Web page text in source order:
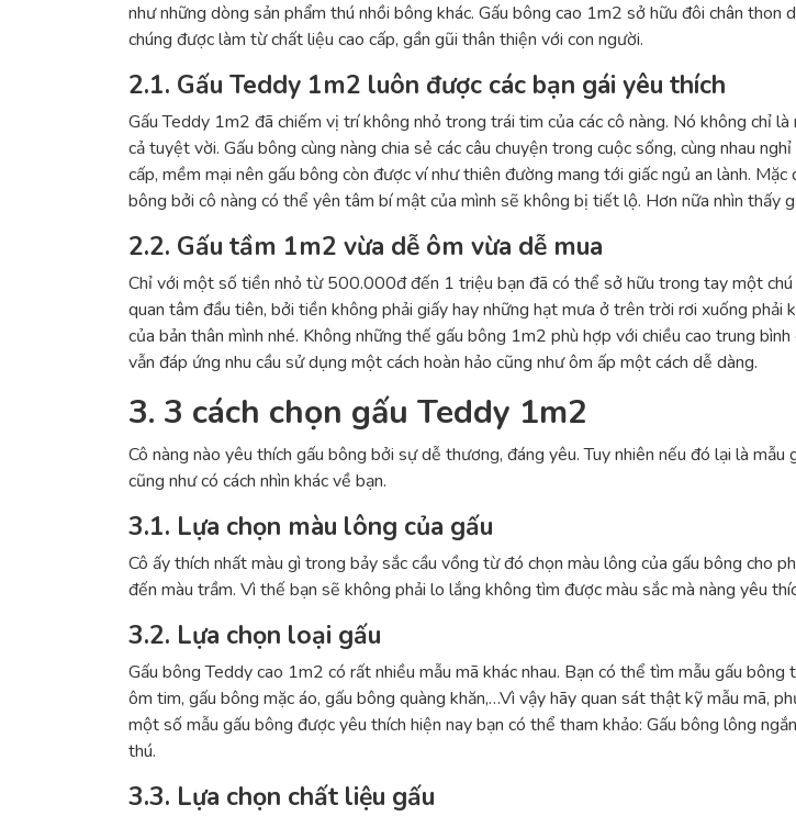
như những dòng sản phẩm thú nhồi bông khác. Gấu bông cao 1m2 sở hữu đôi chân
chúng được làm từ chất liệu cao cấp, gần gũi thân thiện với con người.
2.1. Gấu Teddy 1m2 luôn được các bạn gái yêu thích
Gấu Teddy 1m2 đã chiếm vị trí không nhỏ trong trái tim của các cô nàng. Nó không chỉ
cả tuyệt vời. Gấu bông cùng nàng chia sẻ các câu chuyện trong cuộc sống, cùng nhau
cấp, mềm mại nên gấu bông còn được ví như thiên đường mang tới giấc ngủ an lành.
bông bởi cô nàng có thể yên tâm bí mật của mình sẽ không bị tiết lộ. Hơn nữa nhìn thấy
2.2. Gấu tầm 1m2 vừa dễ ôm vừa dễ mua
Chỉ với một số tiền nhỏ từ 500.000đ đến 1 triệu bạn đã có thể sở hữu trong tay một
quan tâm đầu tiên, bởi tiền không phải giấy hay những hạt mưa ở trên trời rơi xuống
của bản thân mình nhé. Không những thế gấu bông 1m2 phù hợp với chiều cao trung
vẫn đáp ứng nhu cầu sử dụng một cách hoàn hảo cũng như ôm ấp một cách dễ dàng.
3. 3 cách chọn gấu Teddy 1m2
Cô nàng nào yêu thích gấu bông bởi sự dễ thương, đáng yêu. Tuy nhiên nếu đó lại là
cũng như có cách nhìn khác về bạn.
3.1. Lựa chọn màu lông của gấu
Cô ấy thích nhất màu gì trong bảy sắc cầu vồng từ đó chọn màu lông của gấu bông cho
đến màu trầm. Vì thế bạn sẽ không phải lo lắng không tìm được màu sắc mà nàng yêu
3.2. Lựa chọn loại gấu
Gấu bông Teddy cao 1m2 có rất nhiều mẫu mã khác nhau. Bạn có thể tìm mẫu gấu
ôm tim, gấu bông mặc áo, gấu bông quàng khăn,…Vì vậy hãy quan sát thật kỹ mẫu mã,
một số mẫu gấu bông được yêu thích hiện nay bạn có thể tham khảo: Gấu bông lông
thú.
3.3. Lựa chọn chất liệu gấu